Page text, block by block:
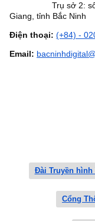
Trụ sở 2: số 49
Giang, tỉnh Bắc Ninh
Điện thoại: (+84) -
Email:
Đài Truyền hình
Cổng